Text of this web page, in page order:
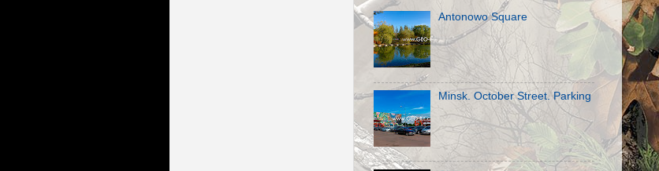
Antonowo Square
Minsk. October Street. Parking